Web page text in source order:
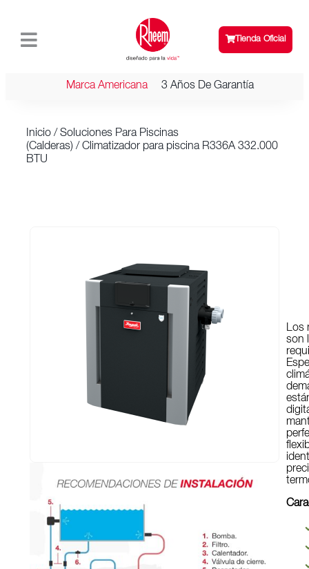
Tienda Oficial
Marca Americana 3 Años De Garantía
Inicio / Soluciones Para Piscinas
(Calderas) / Climatizador para piscina R336A 332.000
BTU
Los
son